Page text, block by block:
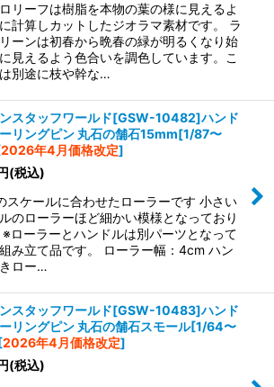
リーフは樹脂を本物の葉の様に見えるよ
計算しカットしたジオラマ素材です。 ラ
ーンは初春から晩春の緑が明るくなり始
見えるよう色合いを調色しています。こ
別途に枝や幹な…
スタッフワールド[GSW-10482]ハンド
リングピン 丸石の舗石15mm[1/87〜
2026年4月価格改定]
(税込)
スケールに合わせたローラーです 小さい
のローラーほど細かい模様となっており
※ローラーとハンドルは別パーツとなって
み立て品です。 ローラー幅：4cm ハン
ロー…
スタッフワールド[GSW-10483]ハンド
リングピン 丸石の舗石スモール[1/64〜
2026年4月価格改定]
(税込)